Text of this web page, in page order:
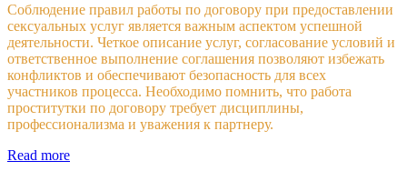
Соблюдение правил работы по договору при предоставлении
сексуальных услуг является важным аспектом успешной
деятельности. Четкое описание услуг, согласование условий и
ответственное выполнение соглашения позволяют избежать
конфликтов и обеспечивают безопасность для всех
участников процесса. Необходимо помнить, что работа
проститутки по договору требует дисциплины,
профессионализма и уважения к партнеру.
Read more